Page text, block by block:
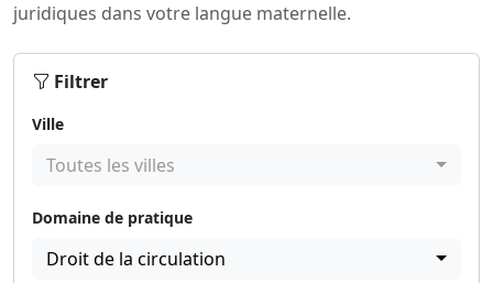
juridiques dans votre langue maternelle.
Filtrer
Ville
Toutes les villes
Domaine de pratique
Droit de la circulation